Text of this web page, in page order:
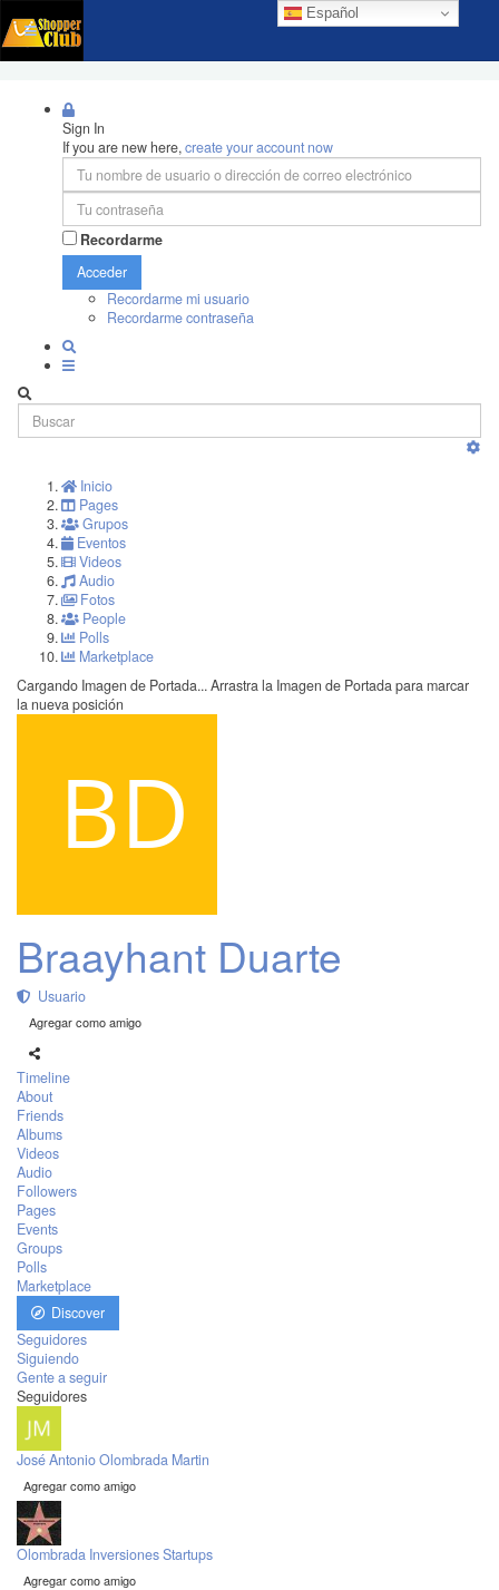
Español
Sign In
If you are new here,create your account now
Recordarme
Acceder
Recordarme mi usuario
Recordarme contraseña
Inicio
Pages
Grupos
Eventos
Videos
Audio
Fotos
People
Polls
Marketplace
Cargando Imagen de Portada... Arrastra la Imagen de Portada para marcar
la nueva posición
Braayhant Duarte
Usuario
Agregar como amigo
Timeline
About
Friends
Albums
Videos
Audio
Followers
Pages
Events
Groups
Polls
Marketplace
Discover
Seguidores
Siguiendo
Gente a seguir
Seguidores
José Antonio Olombrada Martin
Agregar como amigo
Olombrada Inversiones Startups
Agregar como amigo